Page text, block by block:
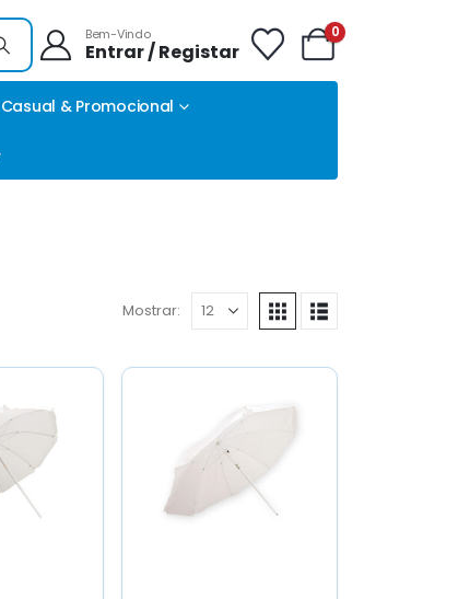
Bem-Vindo
Entrar / Registar
0
& Promocional
Mostrar: